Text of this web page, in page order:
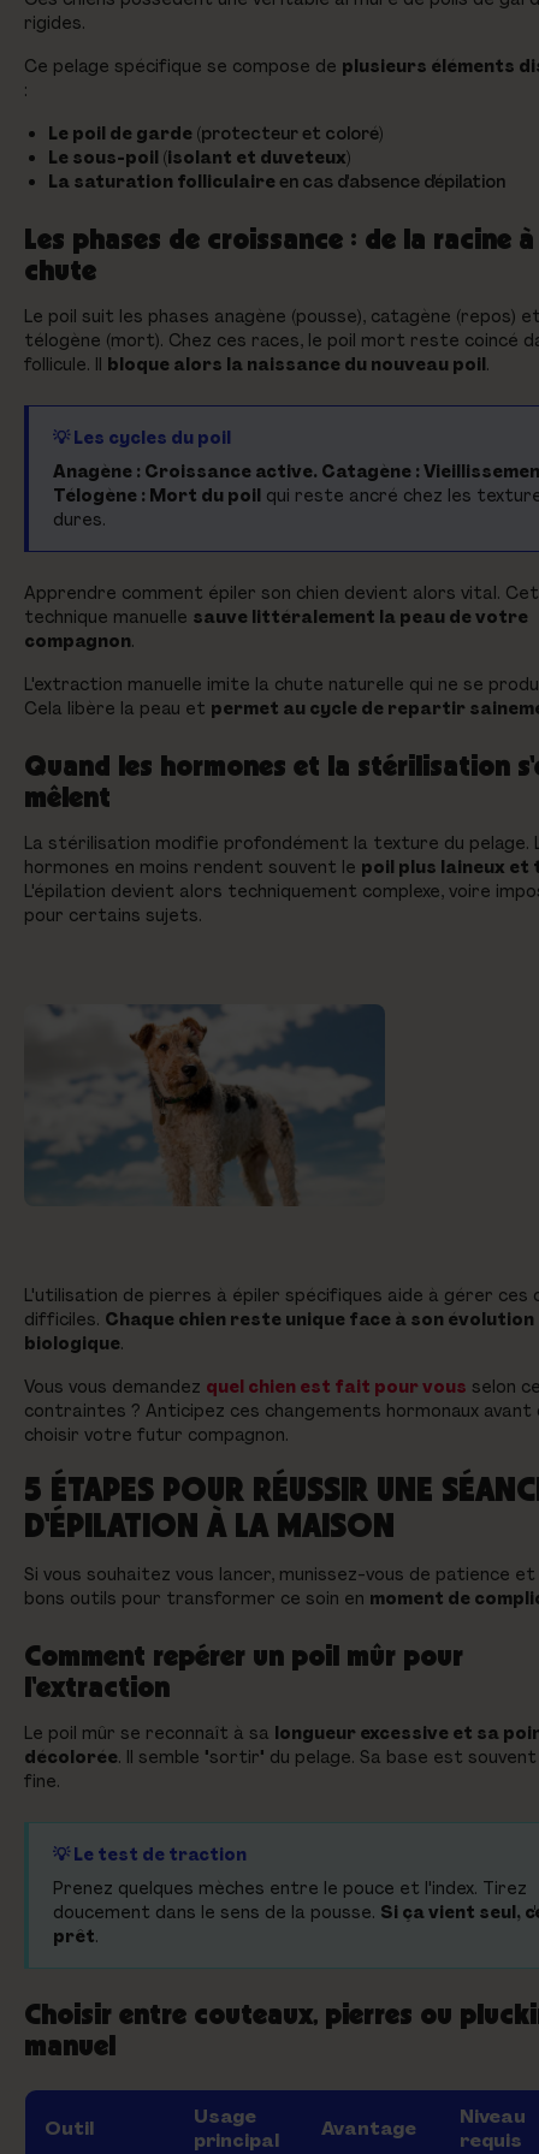
rigides.
Ce pelage spécifique se compose de plusieurs éléments
:
Le poil de garde (protecteur et coloré)
Le sous-poil (isolant et duveteux)
La saturation folliculaire en cas d'absence d'épilation
Les phases de croissance : de la racine
chute
Le poil suit les phases anagène (pousse), catagène (repos)
télogène (mort). Chez ces races, le poil mort reste coincé
follicule. Il
bloque alors la naissance du nouveau poil .
💡 Les cycles du poil
Anagène : Croissance active. Catagène :
Télogène : Mort du poil
qui reste ancré chez les
dures.
Apprendre comment épiler son chien devient alors vital.
technique manuelle sauve littéralement la peau de votre
compagnon.
L'extraction manuelle imite la chute naturelle qui ne se
Cela libère la peau et permet au cycle de repartir
Quand les hormones et la stérilisation
mêlent
La stérilisation modifie profondément la texture du pelage.
hormones en moins rendent souvent le poil plus laineux et
L'épilation devient alors techniquement complexe, voire
pour certains sujets.
L'utilisation de pierres à épiler spécifiques aide à gérer ces
difficiles. Chaque chien reste unique face à son évolution
biologique.
Vous vous demandez quel chien est fait pour vous selon
contraintes ? Anticipez ces changements hormonaux avant
choisir votre futur compagnon.
5 ÉTAPES POUR RÉUSSIR UNE
D'ÉPILATION À LA MAISON
Si vous souhaitez vous lancer, munissez-vous de patience
bons outils pour transformer ce soin en moment de
Comment repérer un poil mûr pour
l'extraction
Le poil mûr se reconnaît à sa longueur excessive et sa
décolorée. Il semble "sortir" du pelage. Sa base est
fine.
💡 Le test de traction
Prenez quelques mèches entre le pouce et l'index. Tirez
doucement dans le sens de la pousse. Si ça vient seul,
prêt.
Choisir entre couteaux, pierres ou
manuel
Outil
Usage
principal
Avantage
Niveau
requis